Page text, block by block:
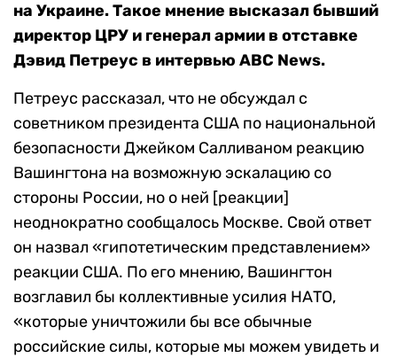
на Украине. Такое мнение высказал бывший
директор ЦРУ и генерал армии в отставке
Дэвид Петреус в интервью ABC News.
Петреус рассказал, что не обсуждал с
советником президента США по национальной
безопасности Джейком Салливаном реакцию
Вашингтона на возможную эскалацию со
стороны России, но о ней [реакции]
неоднократно сообщалось Москве. Свой ответ
он назвал «гипотетическим представлением»
реакции США. По его мнению, Вашингтон
возглавил бы коллективные усилия НАТО,
«которые уничтожили бы все обычные
российские силы, которые мы можем увидеть и